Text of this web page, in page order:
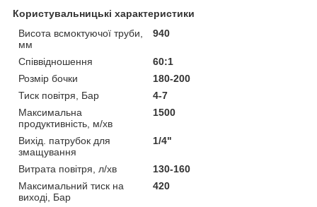
Користувальницькі характеристики
Висота всмоктуючої труби,
мм
940
Співвідношення
60:1
Розмір бочки
180-200
Тиск повітря, Бар
4-7
Максимальна
продуктивність, м/хв
1500
Вихід. патрубок для
змащування
1/4"
Витрата повітря, л/хв
130-160
Максимальний тиск на
виході, Бар
420